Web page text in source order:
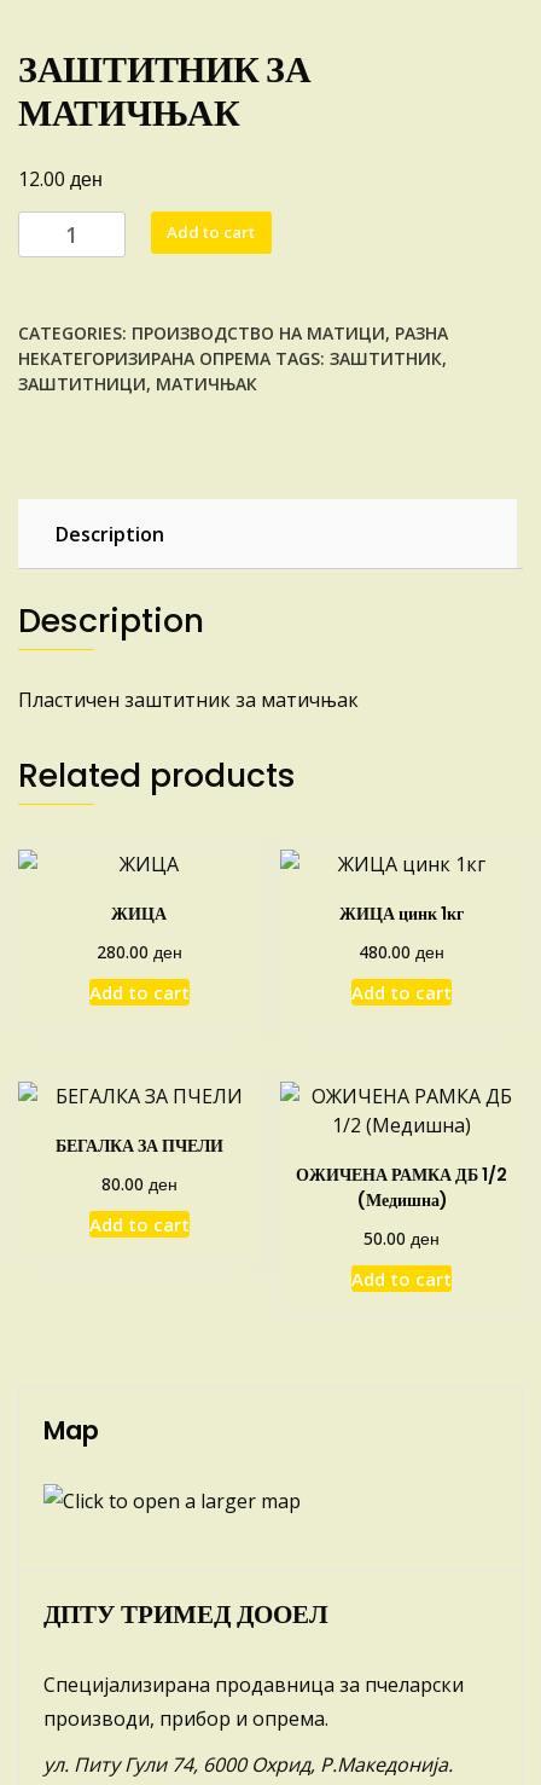
ЗАШТИТНИК ЗА
МАТИЧЊАК
12.00 ден
ЗАШТИТНИК
ЗА
Add to cart
CATEGORIES: ПРОИЗВОДСТВО НА МАТИЦИ, РАЗНА
НЕКАТЕГОРИЗИРАНА ОПРЕМА TAGS: ЗАШТИТНИК,
ЗАШТИТНИЦИ, МАТИЧЊАК
Description
Description
Пластичен заштитник за матичњак
Related products
ЖИЦА
280.00 ден
Add to cart
ЖИЦА цинк 1кг
480.00ден
Add to cart
БЕГАЛКА ЗА ПЧЕЛИ
80.00 ден
Add to cart
ОЖИЧЕНА РАМКА ДБ 1/2
(Медишна)
50.00ден
Add to cart
Map
ДПТУ ТРИМЕД ДООЕЛ
Специјализирана продавница за пчеларски
производи, прибор и опрема.
ул. Питу Гули 74, 6000 Охрид, Р.Македонија.